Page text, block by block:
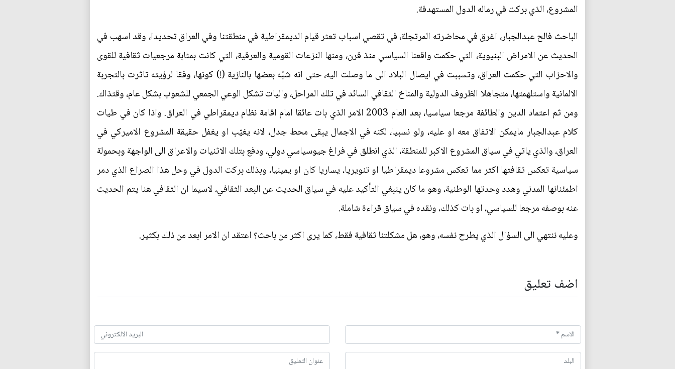
المشروع، الذي بركت في رماله الدول المستهدفة.
الباحث فالح عبدالجبار، اغرق في محاضرته المرتجلة، في تقصي اسباب تعثر قيام الديمقراطية في منطقتنا وفي العراق تحديدا، وقد اسهب في
الحديث عن الامراض البنيوية، التي حكمت واقعنا السياسي منذ قرن، ومنها النزعات القومية والعرقية، التي كانت بمثابة مرجعيات ثقافية للقوى
والاحزاب التي حكمت العراق، وتسببت في ايصال البلاد الى ما وصلت اليه، حتى انه شبّه بعضها بالنازية (!) كونها، وفقا لرؤيته تاثرت بالتجربة
الالمانية واستلهمتها، متجاهلا الظروف الدولية والمناخ الثقافي السائد في تلك المراحل، واليات تشكل الوعي الجمعي للشعوب بشكل عام، وقتذاك.
ومن ثم اعتماد الدين والطائفة مرجعا سياسيا، بعد العام 2003 الامر الذي بات عائقا امام اقامة نظام ديمقراطي في العراق. واذا كان في طيات
كلام عبدالجبار مايمكن الاتفاق معه او عليه، ولو نسبيا، لكنه في الاجمال يبقى محط جدل، لانه يغيّب او يغفل حقيقة المشروع الاميركي في
العراق، والذي ياتي في سياق المشروع الاكبر للمنطقة، الذي انطلق في فراغ جيوسياسي دولي، ودفع بتلك الاثنيات والاعراق الى الواجهة وبحمولة
سياسية تعكس ثقافتها اكثر مما تعكس مشروعا ديمقراطيا او تنويريا، يساريا كان او يمينيا، وبذلك بركت الدول في وحل هذا الصراع الذي دمر
اطمئنانها المدني وهدد وحدتها الوطنية، وهو ما كان ينبغي التأكيد عليه في سياق الحديث عن البعد الثقافي، لاسيما ان الثقافي هنا يتم الحديث
عنه بوصفه مرجعا للسياسي، او بات كذلك، ونقده في سياق قراءة شاملة.
وعليه ننتهي الى السؤال الذي يطرح نفسه، وهو، هل مشكلتنا ثقافية فقط، كما يرى اكثر من باحث؟ اعتقد ان الامر ابعد من ذلك بكثير.
اضف تعليق